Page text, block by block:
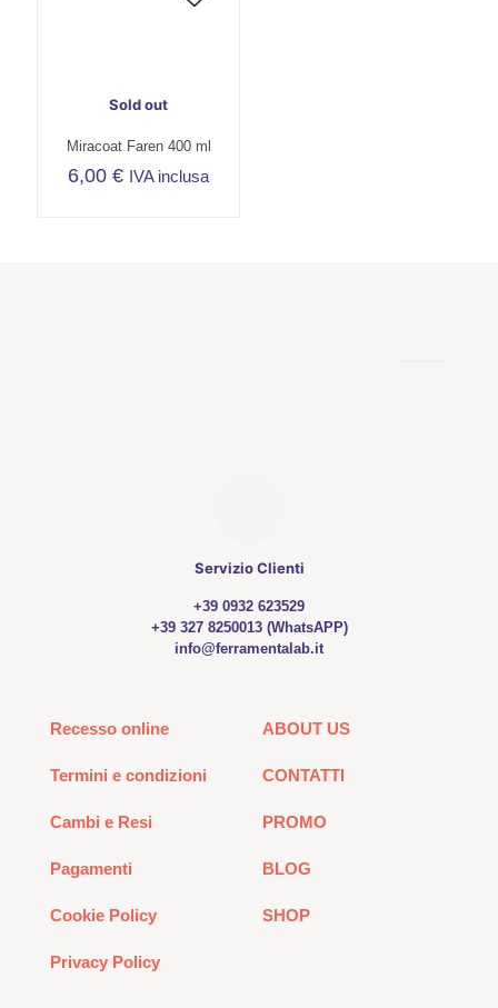
Sold out
Miracoat Faren 400 ml
6,00€ IVA inclusa
Servizio Clienti
+39 0932 623529
+39 327 8250013 (WhatsAPP)
info@ferramentalab.it
Recesso online
Termini e condizioni
Cambi e Resi
Pagamenti
Cookie Policy
Privacy Policy
ABOUT US
CONTATTI
PROMO
BLOG
SHOP